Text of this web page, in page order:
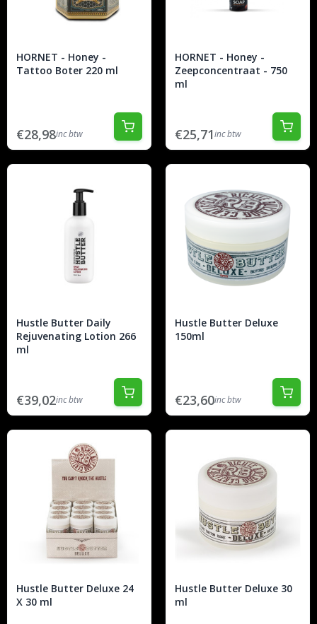
HORNET - Honey -
Tattoo Boter 220 ml
€28,98inc btw
HORNET - Honey -
Zeepconcentraat - 750
ml
€25,71inc btw
Hustle Butter Daily
Rejuvenating Lotion 266
ml
€39,02inc btw
Hustle Butter Deluxe
150ml
€23,60inc btw
Hustle Butter Deluxe 24
X 30 ml
Hustle Butter Deluxe 30
ml